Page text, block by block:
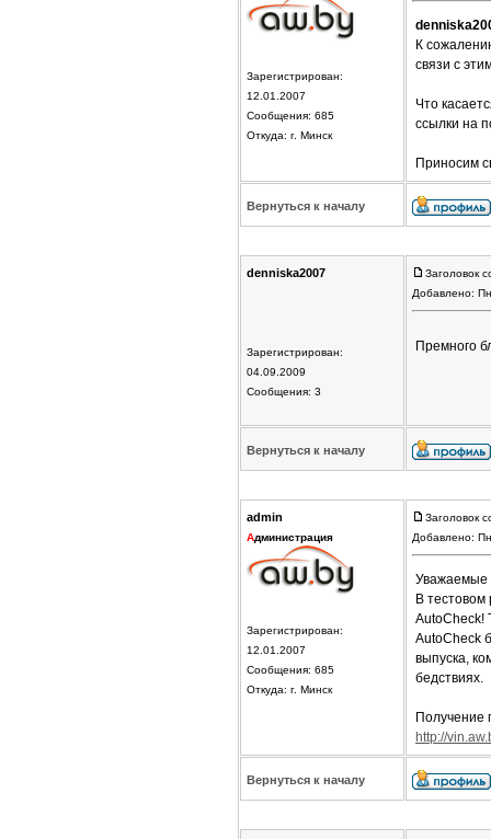
Зарегистрирован:
12.01.2007
Сообщения: 685
Откуда: г. Минск
К
связи с
Что
ссылки на
Приносим
Вернуться к началу
denniska2007
Зарегистрирован:
04.09.2009
Сообщения: 3
Заголовок
Добавлено:
Премного
Вернуться к началу
admin
Администрация
Зарегистрирован:
12.01.2007
Сообщения: 685
Откуда: г. Минск
Заголовок
Добавлено:
Уважаемые
В
AutoCheck!
AutoCheck
выпуска,
бедствиях.
Получение
http://
Вернуться к началу